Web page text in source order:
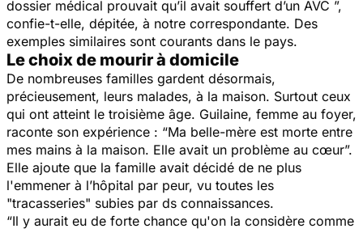
dossier médical prouvait qu’il avait souffert d’un AVC ”,
confie-t-elle, dépitée, à notre correspondante. Des
exemples similaires sont courants dans le pays.
Le choix de mourir à domicile
De nombreuses familles gardent désormais,
précieusement, leurs malades, à la maison. Surtout ceux
qui ont atteint le troisième âge. Guilaine, femme au foyer,
raconte son expérience : “Ma belle-mère est morte entre
mes mains à la maison. Elle avait un problème au cœur”.
Elle ajoute que la famille avait décidé de ne plus
l'emmener à l’hôpital par peur, vu toutes les
"tracasseries" subies par ds connaissances.
“Il y aurait eu de forte chance qu'on la considère comme